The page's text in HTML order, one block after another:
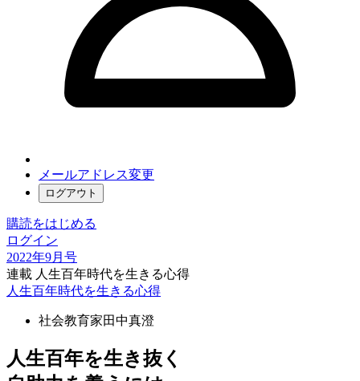
メールアドレス変更
ログアウト
購読をはじめる
ログイン
2022年9月号
連載 人生百年時代を生きる心得
人生百年時代を生きる心得
社会教育家田中真澄
人生百年を生き抜く